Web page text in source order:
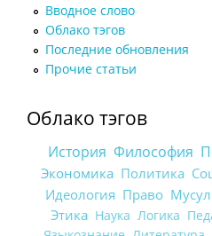
Вводное слово
Облако тэгов
Последние обновления
Прочие статьи
Облако тэгов
История Философия
Экономика Политика
Идеология Право
Этика Наука Логика